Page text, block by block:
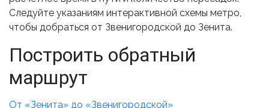
Следуйте указаниям интерактивной схемы метро,
чтобы добраться от Звенигородской до Зенита.
Построить обратный
маршрут
От «Зенита» до «Звенигородской»